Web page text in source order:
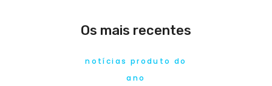
Os mais recentes
notícias produto do
ano